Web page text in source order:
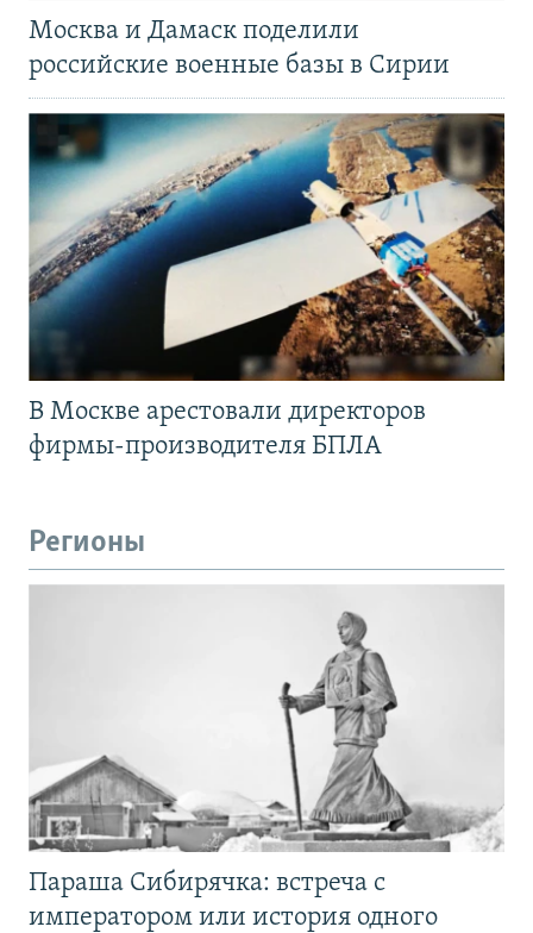
Москва и Дамаск поделили
российские военные базы в Сирии
В Москве арестовали директоров
фирмы-производителя БПЛА
Регионы
Параша Сибирячка: встреча с
императором или история одного